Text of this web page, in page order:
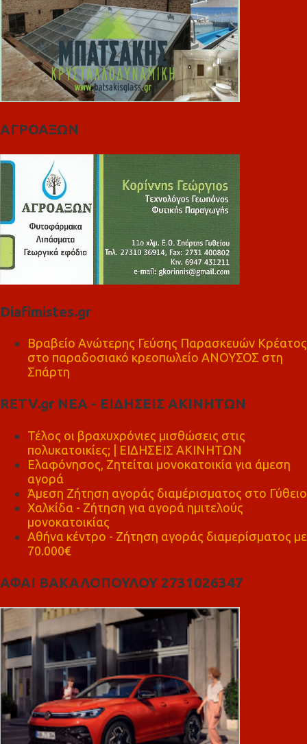
ΑΓΡΟΑΞΩΝ
Diafimistes.gr
Βραβείο Ανώτερης Γεύσης Παρασκευών Κρέατος
στο παραδοσιακό κρεοπωλείο ΑΝΟΥΣΟΣ στη
Σπάρτη
RETV.gr ΝΕΑ - ΕΙΔΗΣΕΙΣ ΑΚΙΝΗΤΩΝ
Τέλος οι βραχυχρόνιες μισθώσεις στις
πολυκατοικίες; | ΕΙΔΗΣΕΙΣ ΑΚΙΝΗΤΩΝ
Ελαφόνησος, Ζητείται μονοκατοικία για άμεση
αγορά
Άμεση Ζήτηση αγοράς διαμέρισματος στο Γύθειο
Χαλκίδα - Ζήτηση για αγορά ημιτελούς
μονοκατοικίας
Αθήνα κέντρο - Ζήτηση αγοράς διαμερίσματος με
70.000€
ΑΦΑΙ ΒΑΚΑΛΟΠΟΥΛΟΥ 2731026347